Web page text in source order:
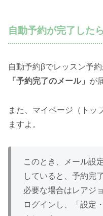
自動予約が完了した
自動予約βでレッスン予
「予約完了のメール」 が
また、マイページ（トッ
ますよ。
このとき、メール設
していると、予約完
必要な場合はレアジ
ログインし、「設定